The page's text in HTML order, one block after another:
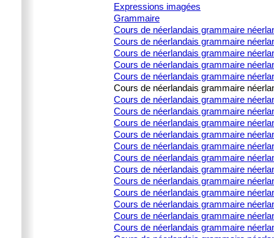
Expressions imagées
Grammaire
Cours de néerlandais grammaire
Cours de néerlandais grammaire
Cours de néerlandais grammaire
Cours de néerlandais grammaire
Cours de néerlandais grammaire
Cours de néerlandais grammaire
Cours de néerlandais grammaire
Cours de néerlandais grammaire
Cours de néerlandais grammaire
Cours de néerlandais grammaire
Cours de néerlandais grammaire
Cours de néerlandais grammaire
Cours de néerlandais grammaire
Cours de néerlandais grammaire
Cours de néerlandais grammaire
Cours de néerlandais grammaire
Cours de néerlandais grammaire
Cours de néerlandais grammaire